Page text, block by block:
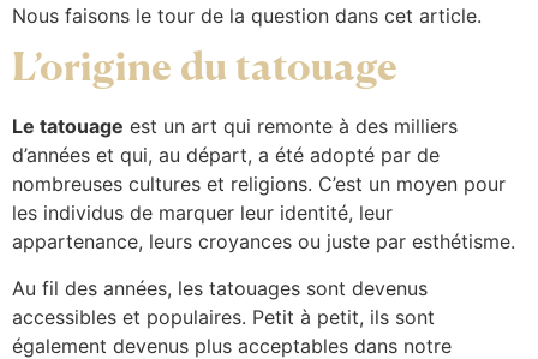
Nous faisons le tour de la question dans cet article.
L’origine du tatouage
Le tatouage est un art qui remonte à des milliers
d’années et qui, au départ, a été adopté par de
nombreuses cultures et religions. C’est un moyen pour
les individus de marquer leur identité, leur
appartenance, leurs croyances ou juste par esthétisme.
Au fil des années, les tatouages sont devenus
accessibles et populaires. Petit à petit, ils sont
également devenus plus acceptables dans notre